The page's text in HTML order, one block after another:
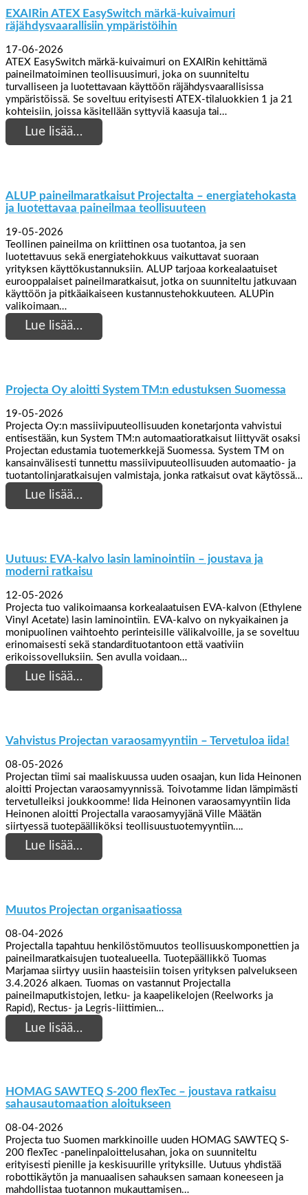
EXAIRin ATEX EasySwitch märkä-kuivaimuri
räjähdysvaarallisiin ympäristöihin
17-06-2026
ATEX EasySwitch märkä-kuivaimuri on EXAIRin kehittämä
paineilmatoiminen teollisuusimuri, joka on suunniteltu
turvalliseen ja luotettavaan käyttöön räjähdysvaarallisissa
ympäristöissä. Se soveltuu erityisesti ATEX-tilaluokkien 1 ja 21
kohteisiin, joissa käsitellään syttyviä kaasuja tai…
Lue lisää…
ALUP paineilmaratkaisut Projectalta – energiatehokasta
ja luotettavaa paineilmaa teollisuuteen
19-05-2026
Teollinen paineilma on kriittinen osa tuotantoa, ja sen
luotettavuus sekä energiatehokkuus vaikuttavat suoraan
yrityksen käyttökustannuksiin. ALUP tarjoaa korkealaatuiset
eurooppalaiset paineilmaratkaisut, jotka on suunniteltu jatkuvaan
käyttöön ja pitkäaikaiseen kustannustehokkuuteen. ALUPin
valikoimaan…
Lue lisää…
Projecta Oy aloitti System TM:n edustuksen Suomessa
19-05-2026
Projecta Oy:n massiivipuuteollisuuden konetarjonta vahvistui
entisestään, kun System TM:n automaatioratkaisut liittyvät osaksi
Projectan edustamia tuotemerkkejä Suomessa. System TM on
kansainvälisesti tunnettu massiivipuuteollisuuden automaatio- ja
tuotantolinjaratkaisujen valmistaja, jonka ratkaisut ovat käytössä…
Lue lisää…
Uutuus: EVA-kalvo lasin laminointiin – joustava ja
moderni ratkaisu
12-05-2026
Projecta tuo valikoimaansa korkealaatuisen EVA-kalvon (Ethylene
Vinyl Acetate) lasin laminointiin. EVA-kalvo on nykyaikainen ja
monipuolinen vaihtoehto perinteisille välikalvoille, ja se soveltuu
erinomaisesti sekä standardituotantoon että vaativiin
erikoissovelluksiin. Sen avulla voidaan…
Lue lisää…
Vahvistus Projectan varaosamyyntiin – Tervetuloa iida!
08-05-2026
Projectan tiimi sai maaliskuussa uuden osaajan, kun Iida Heinonen
aloitti Projectan varaosamyynnissä. Toivotamme Iidan lämpimästi
tervetulleiksi joukkoomme! Iida Heinonen varaosamyyntiin Iida
Heinonen aloitti Projectalla varaosamyyjänä Ville Määtän
siirtyessä tuotepäälliköksi teollisuustuotemyyntiin….
Lue lisää…
Muutos Projectan organisaatiossa
08-04-2026
Projectalla tapahtuu henkilöstömuutos teollisuuskomponettien ja
paineilmaratkaisujen tuotealueella. Tuotepäällikkö Tuomas
Marjamaa siirtyy uusiin haasteisiin toisen yrityksen palvelukseen
3.4.2026 alkaen. Tuomas on vastannut Projectalla
paineilmaputkistojen, letku- ja kaapelikelojen (Reelworks ja
Rapid), Rectus- ja Legris-liittimien…
Lue lisää…
HOMAG SAWTEQ S-200 flexTec – joustava ratkaisu
sahausautomaation aloitukseen
08-04-2026
Projecta tuo Suomen markkinoille uuden HOMAG SAWTEQ S-
200 flexTec -panelinpaloittelusahan, joka on suunniteltu
erityisesti pienille ja keskisuurille yrityksille. Uutuus yhdistää
robottikäytön ja manuaalisen sahauksen samaan koneeseen ja
mahdollistaa tuotannon mukauttamisen…